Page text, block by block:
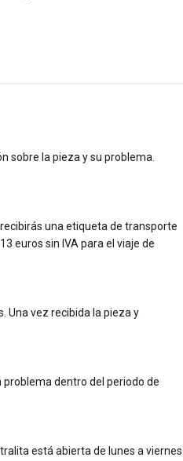
sobre la pieza y su problema.
una etiqueta de transporte
euros sin IVA para el viaje de
Una vez recibida la pieza y
dentro del periodo de
está abierta de lunes a viernes